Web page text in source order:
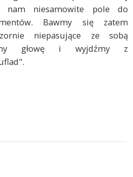
nam niesamowite pole do
Bawmy się zatem
niepasujące ze sobą
głowę i wyjdźmy z